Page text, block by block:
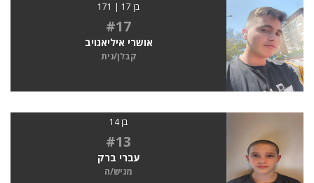
בן 17 | 171
#17
אושרי איליאגויב
קבלן/נית
בן 14
#13
עברי ברק
מגיש/ה